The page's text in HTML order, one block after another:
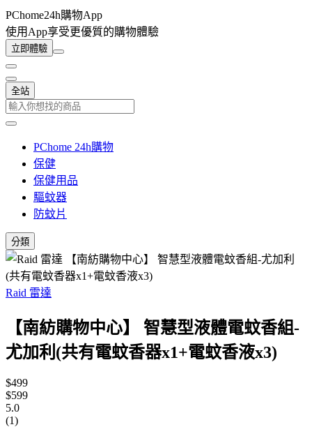
PChome24h購物App
使用App享受更優質的購物體驗
立即體驗
全站
PChome 24h購物
保健
保健用品
驅蚊器
防蚊片
分類
Raid 雷達
【南紡購物中心】 智慧型液體電蚊香組-
尤加利(共有電蚊香器x1+電蚊香液x3)
$499
$599
5.0
(1)